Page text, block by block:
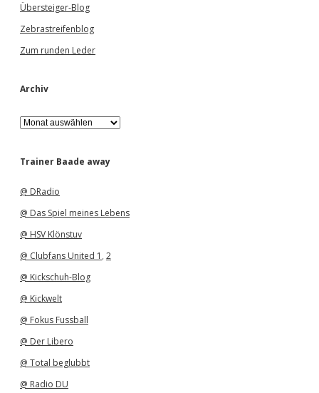
Übersteiger-Blog
Zebrastreifenblog
Zum runden Leder
Archiv
A
r
h
Trainer Baade away
@ DRadio
@ Das Spiel meines Lebens
@ HSV Klönstuv
@ Clubfans United 1 , 2
@ Kickschuh-Blog
@ Kickwelt
@ Fokus Fussball
@ Der Libero
@ Total beglubbt
@ Radio DU